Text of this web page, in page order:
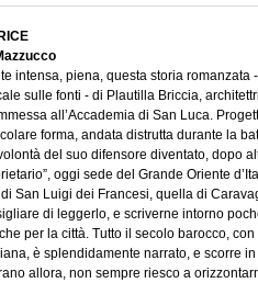
intensa, piena, questa storia
sulle fonti - di Plautilla Briccia,
all’Accademia di San Luca.
forma, andata distrutta durante la
del suo difensore diventato, dopo
oggi sede del Grande Oriente
San Luigi dei Francesi, quella di
di leggerlo, e scriverne intorno
per la città. Tutto il secolo barocco,
è splendidamente narrato, e scorre
allora, non sempre riesco a